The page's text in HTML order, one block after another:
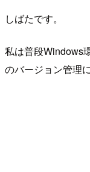
しばたです。
私は普段Windows
のバージョン管理